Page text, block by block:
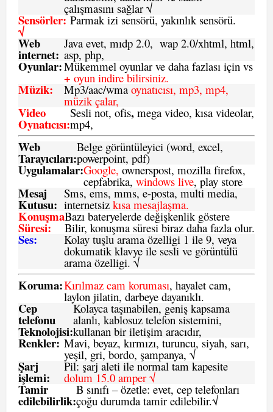
çalışmasını sağlar √
Sensörler:
√
Parmak izi sensörü, yakınlık sensörü.
Web
internet:
Java evet, mıdp 2.0, wap 2.0/xhtml, html,
asp, php,
Oyunlar:Mükemmel oyunlar ve daha fazlası için vs
+ oyun indire bilirsiniz.
Müzik: Mp3/aac/wmaoynatıcısı, mp3, mp4,
müzik çalar,
Video
Oynatıcısı:
Sesli not, ofis, mega video, kısa videolar,
mp4,
Web
Tarayıcıları:
Belge görüntüleyici (word, excel,
powerpoint, pdf)
Uygulamalar:Google, ownerspost, mozilla firefox,
cepfabrika, windows live, play store
Mesaj
Kutusu:
Sms, ems, mms, e-posta, multi media,
internetsiz kısa mesajlaşma.
Konuşma
Süresi:
Bazı bateryelerde değişkenlik göstere
Bilir, konuşma süresi biraz daha fazla olur.
Ses: Kolay tuşlu arama özelligi 1 ile 9, veya
dokumatik klavye ile sesli ve görüntülü
arama özelligi. √
Koruma:Kırılmaz cam koruması, hayalet cam,
laylon jilatin, darbeye dayanıklı.
Cep
telefonu
Teknolojisi:
Kolayca taşınabilen, geniş kapsama
alanlı, kablosuz telefon sistemini,
kullanan bir iletişim aracıdır,
Renkler: Mavi, beyaz, kırmızı, turuncu, siyah, sarı,
yeşil, gri, bordo, şampanya, √
Şarj
işlemi:
Pil: şarj aleti ile normal tam kapesite
dolum 15.0 amper √
Tamir
edilebilirlik:
B sınıfı – özetle: evet, cep telefonları
çoğu durumda tamir edilebilir.√